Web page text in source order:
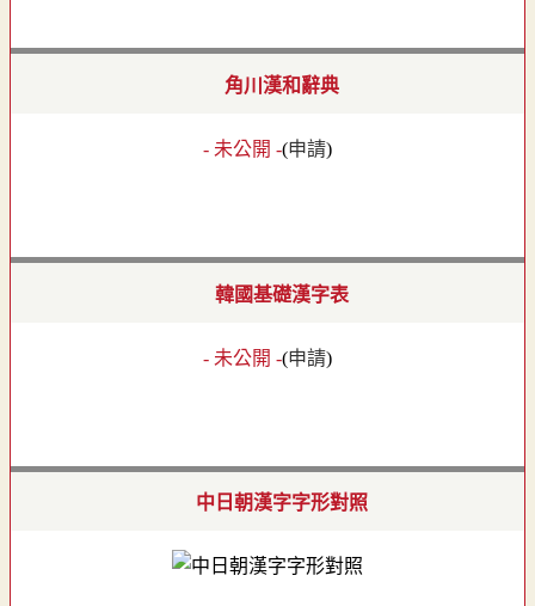
角川漢和辭典
- 未公開 -(申請)
韓國基礎漢字表
- 未公開 -(申請)
中日朝漢字字形對照